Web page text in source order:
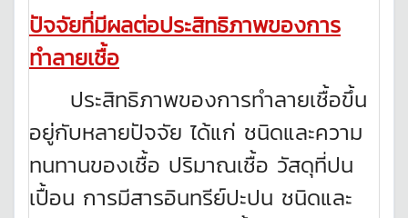
ปัจจัยที่มีผลต่อประสิทธิภาพของการ
ทำลายเชื้อ
ประสิทธิภาพของการทำลายเชื้อขึ้น
อยู่กับหลายปัจจัย ได้แก่ ชนิดและความ
ทนทานของเชื้อ ปริมาณเชื้อ วัสดุที่ปน
เปื้อน การมีสารอินทรีย์ปะปน ชนิดและ